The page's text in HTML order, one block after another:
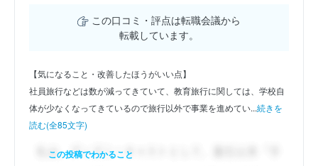
この口コミ・評点は転職会議から
転載しています。
【気になること・改善したほうがいい点】
社員旅行などは数が減ってきていて、教育旅行に関しては、学校自
体が少なくなってきているので旅行以外で事業を進めてい...続きを
読む(全85文字)
この投稿でわかること